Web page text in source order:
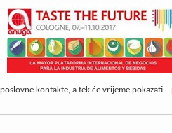
poslovne kontakte, a tek će vrijeme pokazati...